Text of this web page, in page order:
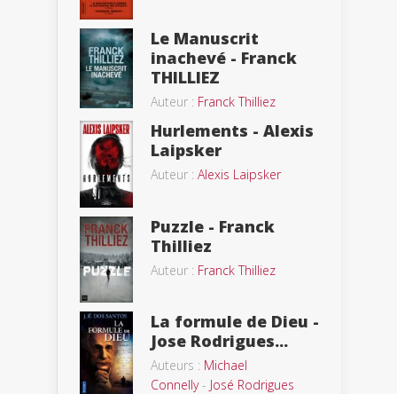
Le Manuscrit
inachevé - Franck
THILLIEZ
Auteur : Franck Thilliez
Hurlements - Alexis
Laipsker
Auteur : Alexis Laipsker
Puzzle - Franck
Thilliez
Auteur : Franck Thilliez
La formule de Dieu -
Jose Rodrigues...
Auteurs : Michael
Connelly- José Rodrigues